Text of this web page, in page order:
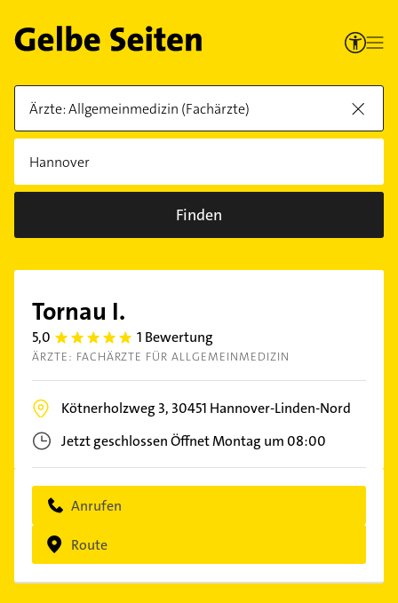
Finden
Tornau I.
5,0 5.0 1 Bewertung
ÄRZTE: FACHÄRZTE FÜR ALLGEMEINMEDIZIN
Kötnerholzweg 3, 30451 Hannover-Linden-Nord
Jetzt geschlossenÖffnet Montag um 08:00
Anrufen
Route